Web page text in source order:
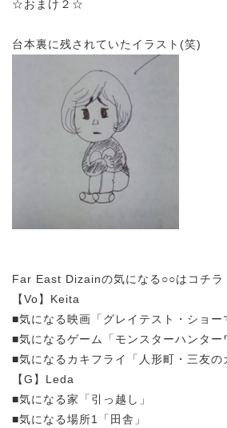
☆おまけ２☆
台本裏に残されていたイラスト(笑)
Far East Dizainの気になる○○はコチラ
【Vo】Keita
■気になる映画「グレイテスト・ショー
■気になるゲーム「モンスターハンター
■気になるカキフライ「人形町・三友の
【G】Leda
■気になる家「引っ越し」
■気になる場所1「田舎」